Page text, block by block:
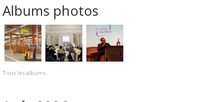
Albums photos
Tous les albums